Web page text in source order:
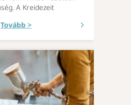
A Kreidezeit
Tovább >